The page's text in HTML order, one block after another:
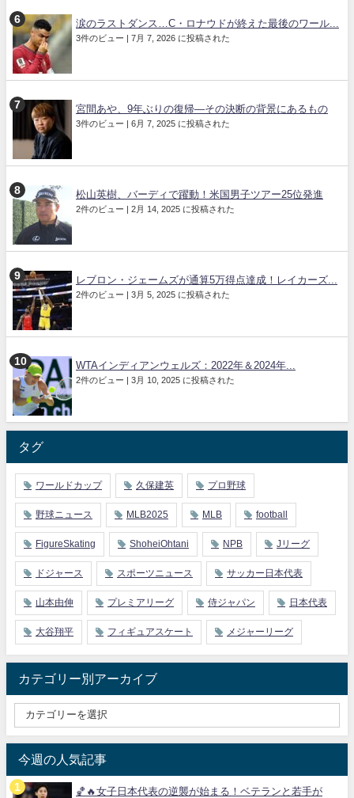
涙のラストダンス…C・ロナウドが終えた最後のワール...
3件のビュー | 7月 7, 2026 に投稿された
宮間あや、9年ぶりの復帰—その決断の背景にあるもの
3件のビュー | 6月 7, 2025 に投稿された
松山英樹、バーディで躍動！米国男子ツアー25位発進
2件のビュー | 2月 14, 2025 に投稿された
レブロン・ジェームズが通算5万得点達成！レイカーズ...
2件のビュー | 3月 5, 2025 に投稿された
WTAインディアンウェルズ：2022年＆2024年...
2件のビュー | 3月 10, 2025 に投稿された
タグ
ワールドカップ 久保建英 プロ野球
野球ニュース MLB2025 MLB football
FigureSkating ShoheiOhtani NPB Jリーグ
ドジャース スポーツニュース サッカー日本代表
山本由伸 プレミアリーグ 侍ジャパン 日本代表
大谷翔平 フィギュアスケート メジャーリーグ
カテゴリー別アーカイブ
今週の人気記事
🏀🔥女子日本代表の逆襲が始まる！ベテランと若手が